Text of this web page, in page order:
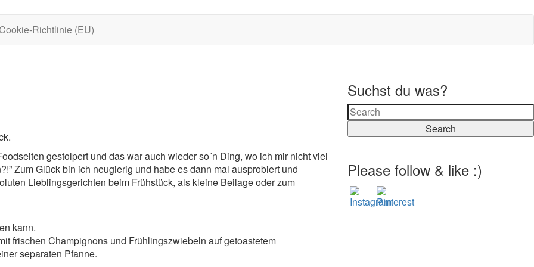
Richtlinie (EU)
gestolpert und das war auch wieder so´n Ding, wo ich mir nicht viel
Zum Glück bin ich neugierig und habe es dann mal ausprobiert und
Lieblingsgerichten beim Frühstück, als kleine Beilage oder zum
kann.
frischen Champignons und Frühlingszwiebeln auf getoastetem
separaten Pfanne.
Suchst du was?
Search
Please follow & like :)